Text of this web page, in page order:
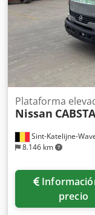
Sint-Katelijne-
8.146 km
Plataforma
Nissan
Información de
precio